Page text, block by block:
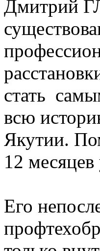
Дмитрий
стать
всю
Якутии.
12
Его